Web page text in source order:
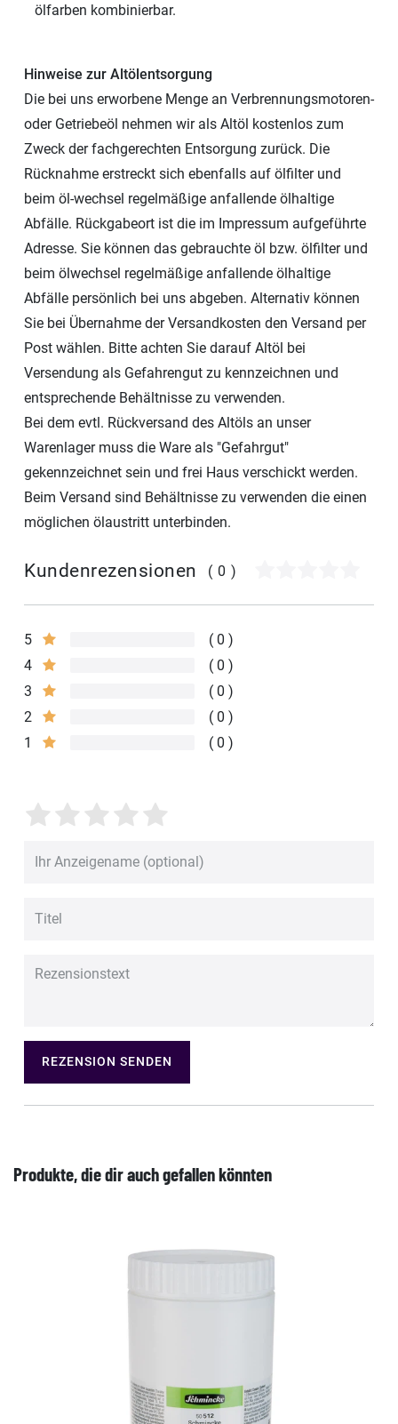
ölfarben kombinierbar.
Hinweise zur Altölentsorgung
Die bei uns erworbene Menge an Verbrennungsmotoren-
oder Getriebeöl nehmen wir als Altöl kostenlos zum
Zweck der fachgerechten Entsorgung zurück. Die
Rücknahme erstreckt sich ebenfalls auf ölfilter und
beim öl-wechsel regelmäßige anfallende ölhaltige
Abfälle. Rückgabeort ist die im Impressum aufgeführte
Adresse. Sie können das gebrauchte öl bzw. ölfilter und
beim ölwechsel regelmäßige anfallende ölhaltige
Abfälle persönlich bei uns abgeben. Alternativ können
Sie bei Übernahme der Versandkosten den Versand per
Post wählen. Bitte achten Sie darauf Altöl bei
Versendung als Gefahrengut zu kennzeichnen und
entsprechende Behältnisse zu verwenden.
Bei dem evtl. Rückversand des Altöls an unser
Warenlager muss die Ware als "Gefahrgut"
gekennzeichnet sein und frei Haus verschickt werden.
Beim Versand sind Behältnisse zu verwenden die einen
möglichen ölaustritt unterbinden.
Kundenrezensionen (0)
5
0
4
0
3
0
2
0
1
0
REZENSION SENDEN
Produkte, die dir auch gefallen könnten